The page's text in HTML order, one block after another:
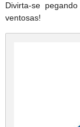
Divirta-se
ventosas!